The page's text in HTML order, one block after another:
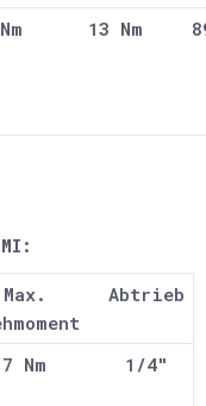
13 Nm
Max.
Abtrieb
7 Nm 1/4"